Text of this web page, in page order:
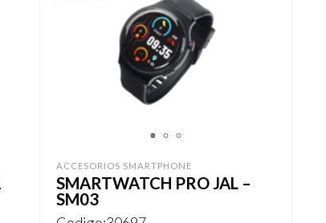
ACCESORIOS SMARTPHONE
SMARTWATCH PRO JAL –
SM03